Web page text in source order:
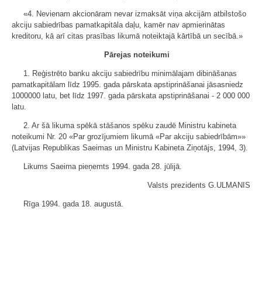
«4. Nevienam akcionāram nevar izmaksāt viņa akcijām atbilstošo
akciju sabiedrības pamatkapitāla daļu, kamēr nav apmierinātas
kreditoru, kā arī citas prasības likumā noteiktajā kārtībā un secībā.»
Pārejas noteikumi
1. Reģistrēto banku akciju sabiedrību minimālajam dibināšanas
pamatkapitālam līdz 1995. gada pārskata apstiprināšanai jāsasniedz
1000000 latu, bet līdz 1997. gada pārskata apstiprināšanai - 2 000 000
latu.
2. Ar šā likuma spēkā stāšanos spēku zaudē Ministru kabineta
noteikumi Nr. 20 «Par grozījumiem likumā «Par akciju sabiedrībām»»
(Latvijas Republikas Saeimas un Ministru Kabineta Ziņotājs, 1994, 3).
Likums Saeima pieņemts 1994. gada 28. jūlijā.
Valsts prezidents G.ULMANIS
Rīga 1994. gada 18. augustā.